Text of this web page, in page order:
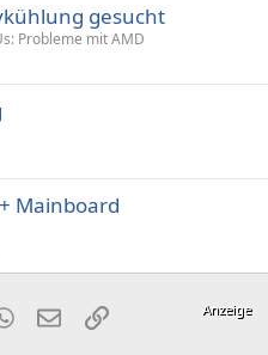
gesucht
Probleme mit AMD
Mainboard
WhatsApp
E-MailLink